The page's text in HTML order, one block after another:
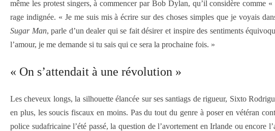
même les protest singers, à commencer par Bob Dylan, qu’il considère comme
rage indignée. « Je me suis mis à écrire sur des choses simples que je voyais
Sugar Man, parle d’un dealer qui se fait désirer et inspire des sentiments
l’amour, je me demande si tu sais qui ce sera la prochaine fois. »
« On s’attendait à une révolution »
Les cheveux longs, la silhouette élancée sur ses santiags de rigueur, Sixto
en plus, les soucis fiscaux en moins. Pas du tout du genre à poser en vétéran
police sudafricaine l’été passé, la question de l’avortement en Irlande ou